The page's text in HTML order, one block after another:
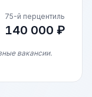
75-й перцентиль
140 000 ₽
вакансии.